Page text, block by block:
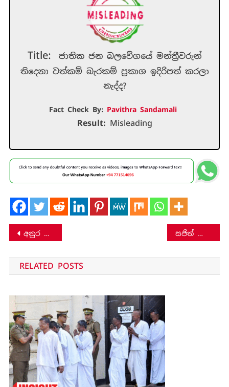
Title:
ජාතික ජන බලවේගයේ මන්ත්‍රීවරුන්
තිදෙනා වත්කම් බැරකම් ප්‍රකාශ ඉදිරිපත් කරලා
නැද්ද?
Fact Check By: Pavithra Sandamali
Result: Misleading
Post
navigation
අනුර කුමාර දිසානායක JVP සහ NPP දෙකටම නායකත්වය දීම නීති විරෝධීද? සජිත් ප්‍රේමදාසගේ නාමයෝජනා භාර ගැනීම සිදුවුයේ කෙසේ ද? (Video)
RELATED POSTS